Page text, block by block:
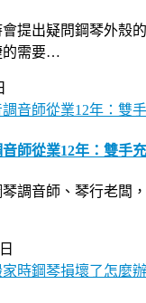
提出疑問鋼琴外殼
的需要…
師從業12年：雙手
琴調音師、琴行老闆